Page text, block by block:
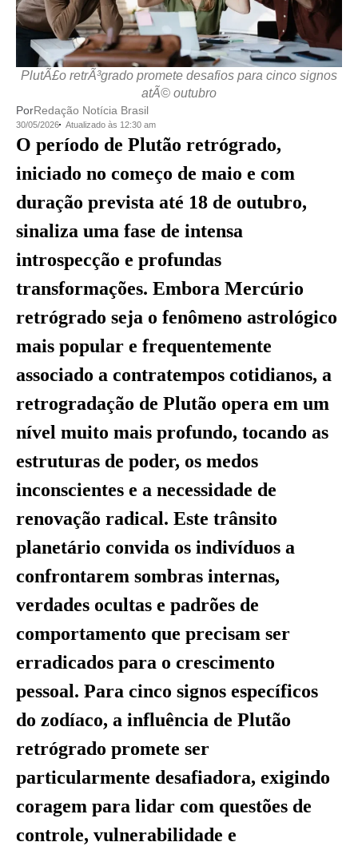
PlutÃ£o retrÃ³grado promete desafios para cinco signos
atÃ© outubro
PorRedação Notícia Brasil
30/05/2026 Atualizado às 12:30 am
O período de Plutão retrógrado,
iniciado no começo de maio e com
duração prevista até 18 de outubro,
sinaliza uma fase de intensa
introspecção e profundas
transformações. Embora Mercúrio
retrógrado seja o fenômeno astrológico
mais popular e frequentemente
associado a contratempos cotidianos, a
retrogradação de Plutão opera em um
nível muito mais profundo, tocando as
estruturas de poder, os medos
inconscientes e a necessidade de
renovação radical. Este trânsito
planetário convida os indivíduos a
confrontarem sombras internas,
verdades ocultas e padrões de
comportamento que precisam ser
erradicados para o crescimento
pessoal. Para cinco signos específicos
do zodíaco, a influência de Plutão
retrógrado promete ser
particularmente desafiadora, exigindo
coragem para lidar com questões de
controle, vulnerabilidade e